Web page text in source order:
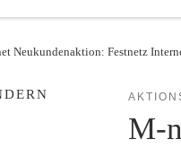
Neukundenaktion: Festnetz
M-
font size.
font size. font size.